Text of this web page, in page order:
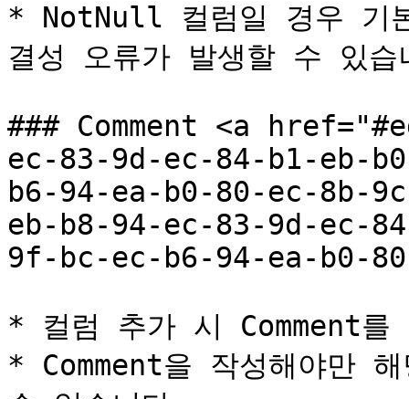
* NotNull 컬럼일 경우 기
결성 오류가 발생할 수 있습
### Comment <a
ec-83-9d-ec-84-b1-eb-
b6-94-ea-b0-80-ec-8b-
eb-b8-94-ec-83-9d-ec-
9f-bc-ec-b6-94-ea-b0-
* 컬럼 추가 시 Comment를
* Comment을 작성해야만